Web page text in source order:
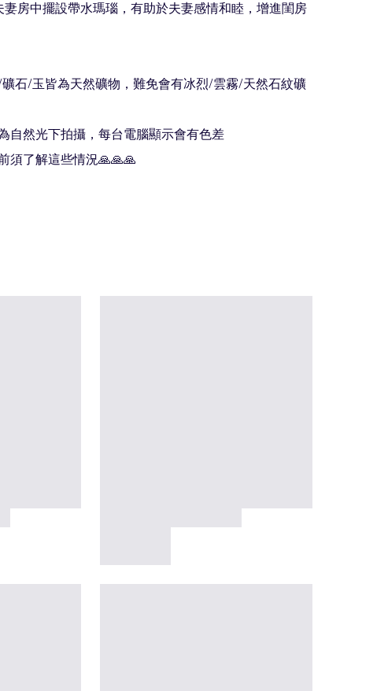
妻房中擺設帶水瑪瑙，有助於夫妻感情和睦，增進閨房
石/玉皆為天然礦物，難免會有冰烈/雲霧/天然石紋礦
自然光下拍攝，每台電腦顯示會有色差
須了解這些情況🙏🙏🙏